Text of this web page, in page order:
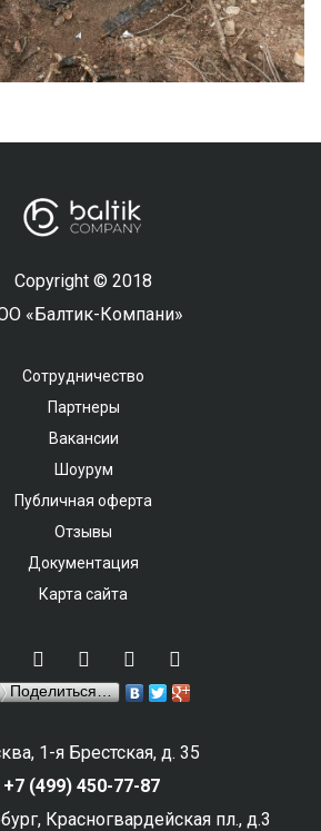
Copyright © 2018
«Балтик-Компани»
Сотрудничество
Партнеры
Вакансии
Шоурум
Публичная оферта
Отзывы
Документация
Карта сайта
Поделиться…
1-я Брестская, д. 35
+7 (499) 450-77-87
Красногвардейская пл., д.3